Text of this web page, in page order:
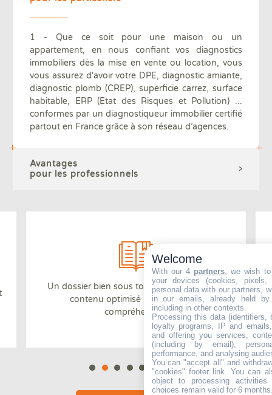
1 - Que ce soit pour une maison ou un
appartement, en nous confiant vos diagnostics
immobiliers dès la mise en vente ou location, vous
vous assurez d'avoir votre DPE, diagnostic amiante,
diagnostic plomb (CREP), superficie carrez, surface
habitable, ERP (Etat des Risques et Pollution) ...
conformes par un diagnostiqueur immobilier certifié
partout en France grâce à son réseau d’agences.
Avantages
pour les professionnels
Un dossier bien sous tous rapports avec un
contenu optimisé pour faciliter la
compréhension
Welcome
With our 4 partners, we wish to
your devices (cookies,
personal data with our partners,
in our emails, already held
including in other contexts.
Processing this data (identifiers,
loyalty programs, IP and
and offering you services,
(including by email),
performance, and analysing
You can "accept all" and
"cookies" footer link. You can
object to processing
choices remain valid for 6